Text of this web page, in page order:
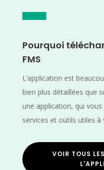
Pourquoi
FMS
L’application est
bien plus détaillées que
une application, qui
services et outils utiles à
VOIR TOUS